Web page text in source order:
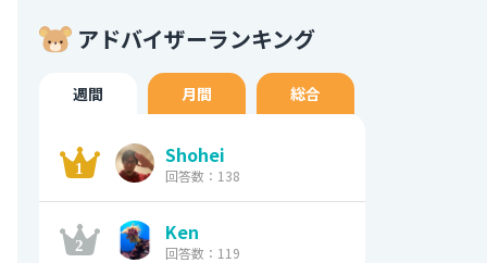
アドバイザーランキング
週間 月間 総合
Shohei
回答数：138
Ken
回答数：119